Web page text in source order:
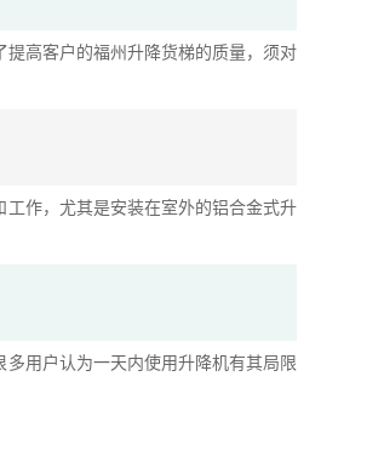
高客户的福州升降货梯的质量，须对
作，尤其是安装在室外的铝合金式升
用户认为一天内使用升降机有其局限